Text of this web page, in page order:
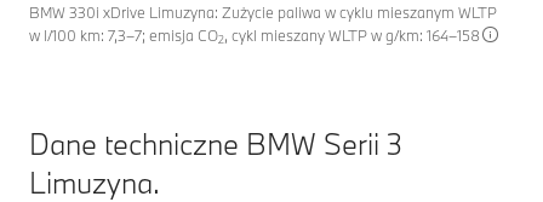
BMW 330i xDrive Limuzyna: Zużycie paliwa w cyklu mieszanym WLTP
w l/100 km: 7,3–7; emisja CO2, cykl mieszany WLTP w g/km: 164–158
Dane techniczne BMW Serii 3
Limuzyna.